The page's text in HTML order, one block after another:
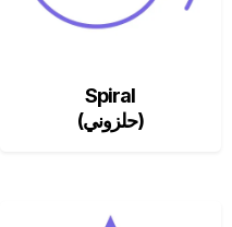
Spiral
(حلزوني)